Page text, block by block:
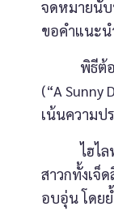
จดหมายนับ
ขอคำแนะน
พิธีต้อนรับ
(“A Sunny
เน้นความป
ไฮไลท์ขอ
สาวกทั้งเจ็
อบอุ่น โดย